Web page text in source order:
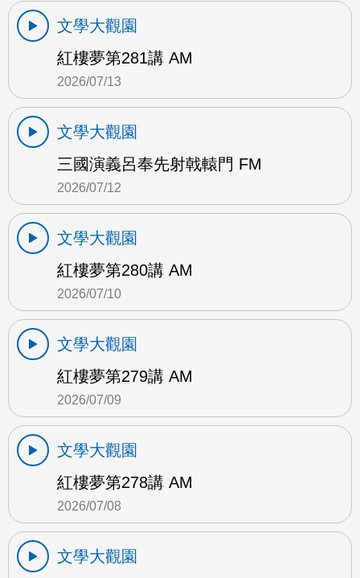
文學大觀園
紅樓夢第281講 AM
2026/07/13
文學大觀園
三國演義呂奉先射戟轅門 FM
2026/07/12
文學大觀園
紅樓夢第280講 AM
2026/07/10
文學大觀園
紅樓夢第279講 AM
2026/07/09
文學大觀園
紅樓夢第278講 AM
2026/07/08
文學大觀園